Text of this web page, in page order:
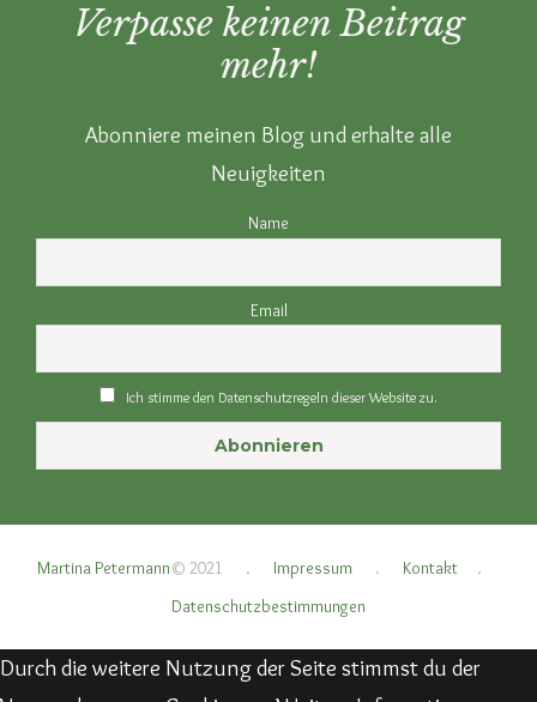
Verpasse keinen Beitrag
mehr!
Abonniere meinen Blog und erhalte alle
Neuigkeiten
Name
Email
Ich stimme den Datenschutzregeln dieser Website zu.
Martina Petermann© 2021 . Impressum . Kontakt
.
Datenschutzbestimmungen
Durch die weitere Nutzung der Seite stimmst du der